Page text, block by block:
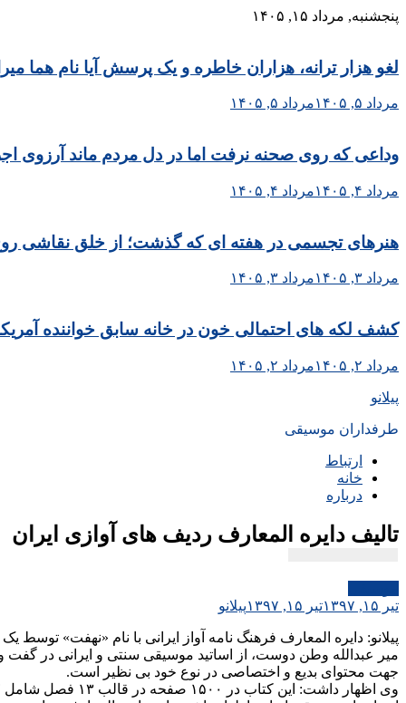
Skip
پنجشنبه, مرداد ۱۵, ۱۴۰۵
لغو هزار ترانه، هزاران خاطره و یک پرسش آیا نام هما
مرداد ۵, ۱۴۰۵ مرداد ۵, ۱۴۰۵
وداعی که روی صحنه نرفت اما در دل مردم ماند آرزوی
مرداد ۴, ۱۴۰۵ مرداد ۴, ۱۴۰۵
هنرهای تجسمی در هفته ای که گذشت؛ از خلق نقاشی روح
مرداد ۳, ۱۴۰۵ مرداد ۳, ۱۴۰۵
کشف لکه های احتمالی خون در خانه سابق خواننده
مرداد ۲, ۱۴۰۵ مرداد ۲, ۱۴۰۵
پیلانو
طرفداران موسیقی
ارتباط
خانه
درباره
تالیف دایره المعارف ردیف های آوازی ایران
تیر ۱۵, ۱۳۹۷
تیر ۱۵, ۱۳۹۷ پیلانو
پیلانو: دایره المعارف فرهنگ نامه آواز ایرانی با نام «نهفت»
میر عبدالله وطن دوست، از اساتید موسیقی سنتی و ایرانی در گفت
جهت محتوای بدیع و اختصاصی در نوع خود بی نظیر است.
وی اظهار داشت: این کتاب در ۱۵۰۰ صفحه در قالب ۱۳ فصل شامل ۷ دستگاه، ۵ آواز و کرد بیات به زیور طبع آراسته شده است.